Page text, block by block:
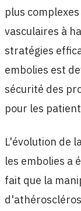
plus
vasculaires à
stratégies
embolies est
sécurité des
pour les
L'évolution de
les embolies a
fait que la